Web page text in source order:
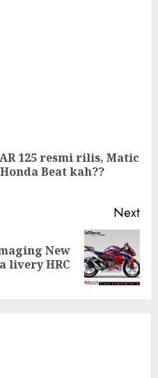
125 resmi rilis, Matic
Beat kah??
Next
New
livery HRC